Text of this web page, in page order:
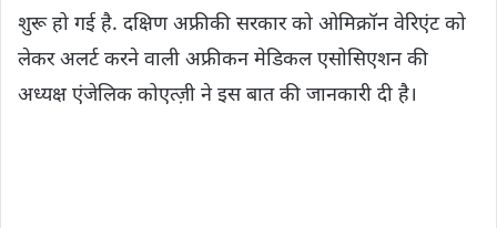
शुरू हो गई है. दक्षिण अफ्रीकी सरकार को ओमिक्रॉन वेरिएंट को
लेकर अलर्ट करने वाली अफ्रीकन मेडिकल एसोसिएशन की
अध्यक्ष एंजेलिक कोएत्ज़ी ने इस बात की जानकारी दी है।